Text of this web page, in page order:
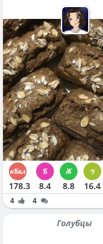
178.3 8.4 8.8 16.4
4 4
Голубцы